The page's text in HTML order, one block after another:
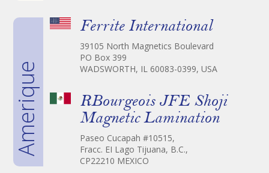
Amerique
Ferrite International
39105 North Magnetics Boulevard
PO Box 399
WADSWORTH, IL 60083-0399, USA
RBourgeois JFE Shoji
Magnetic Lamination
Paseo Cucapah #10515,
Fracc. EI Lago Tijuana, B.C.,
CP22210 MEXICO